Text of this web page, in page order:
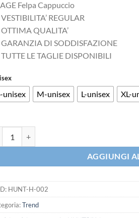
Felpa Cappuccio
VESTIBILITA’ REGULAR
OTTIMA QUALITA’
GARANZIA DI SODDISFAZIONE
TUTTE LE TAGLIE DISPONIBILI
unisex M-unisex L-unisex XL-
AGGIUNGI
HUNT-H-002
Trend